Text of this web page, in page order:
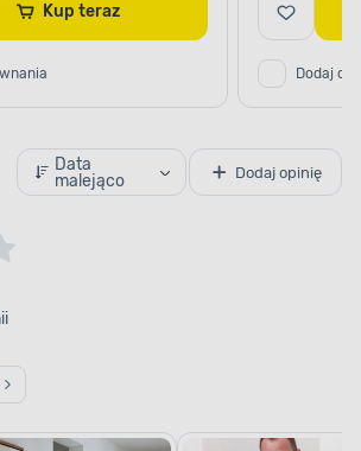
Kup teraz
Dodaj do
Data
malejąco
Dodaj opinię